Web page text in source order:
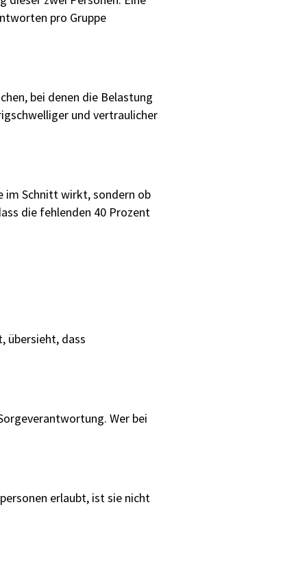
pro Gruppe
bei denen die Belastung
und vertraulicher
im Schnitt wirkt, sondern ob
die fehlenden 40 Prozent
übersieht, dass
Wer bei
erlaubt, ist sie nicht